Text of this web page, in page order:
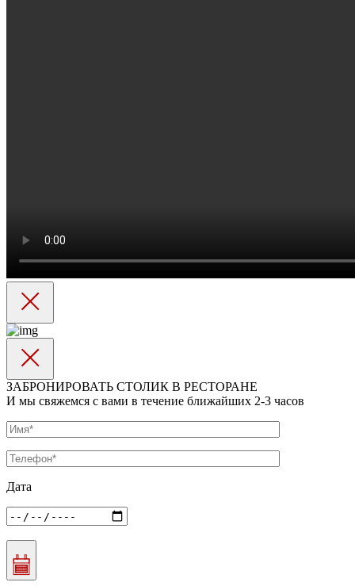
ЗАБРОНИРОВАТЬ СТОЛИК В РЕСТОРАНЕ
И мы свяжемся с вами в течение ближайших 2-3 часов
Дата